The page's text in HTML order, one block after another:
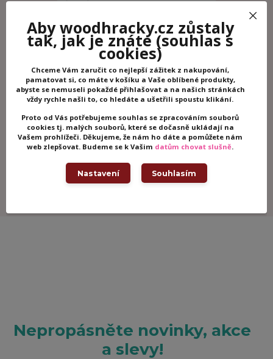
Janod I Wood stavebnice Indiánský
totem
Skladem -
Přidat do košíku
Nepropásněte novinky, akce
a slevy!
Aby woodhracky.cz zůstaly
tak, jak je znáte(souhlas s
cookies)
Chceme Vám zaručit co nejlepší zážitek z nakupování,
pamatovat si, co máte v košíku a Vaše oblíbené produkty,
abyste se nemuseli pokaždé přihlašovat a na našich stránkách
vždy rychle našli to, co hledáte a ušetřili spoustu klikání.
Proto od Vás potřebujeme souhlas se zpracováním souborů
cookies tj. malých souborů, které se dočasně ukládají na
Vašem prohlížeči. Děkujeme, že nám ho dáte a pomůžete nám
web zlepšovat. Budeme se k Vašim datům chovat slušně.
Nastavení Souhlasím